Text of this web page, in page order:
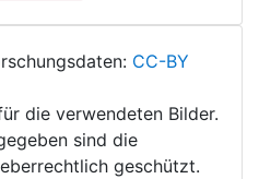
CC-BY
die verwendeten Bilder.
sind die
geschützt.